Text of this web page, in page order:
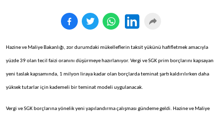
Hazine ve Maliye Bakanlığı, zor durumdaki mükelleflerin taksit yükünü hafifletmek amacıyla
yüzde 39 olan tecil faizi oranını düşürmeye hazırlanıyor. Vergi ve SGK prim borçlarını kapsayan
yeni taslak kapsamında, 1 milyon liraya kadar olan borçlarda teminat şartı kaldırılırken daha
yüksek tutarlar için kademeli bir teminat modeli uygulanacak.
Vergi ve SGK borçlarına yönelik yeni yapılandırma çalışması gündeme geldi. Hazine ve Maliye